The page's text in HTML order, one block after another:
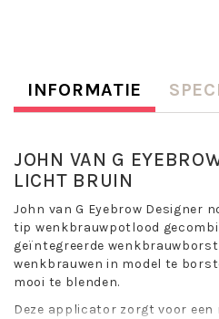
INFORMATIE
JOHN VAN G
LICHT BRUIN
John van G Eyebrow Designer
tip wenkbrauwpotlood
geïntegreerde
wenkbrauwen in model te
mooi te blenden.
Deze applicator zorgt voor een